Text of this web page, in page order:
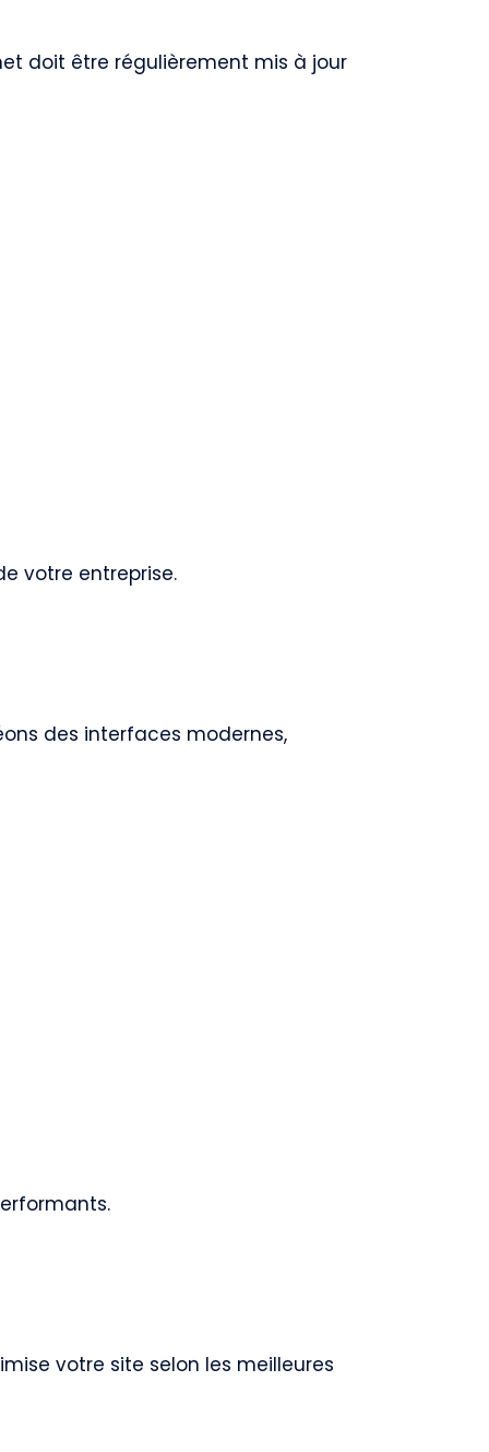
doit être régulièrement mis à jour
votre entreprise.
des interfaces modernes,
votre site selon les meilleures